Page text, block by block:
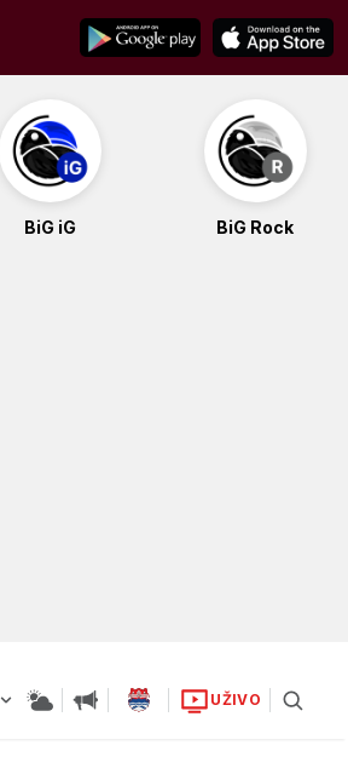
BiG iG BiG Rock
UŽIVO